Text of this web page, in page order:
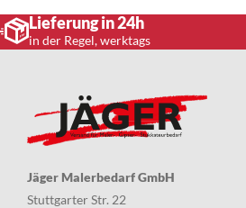
Lieferung in 24h
in der Regel, werktags
Jäger Malerbedarf GmbH
Stuttgarter Str. 22